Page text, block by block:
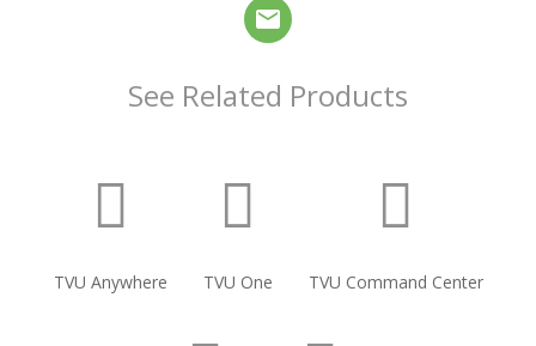
See Related Products
TVU Anywhere TVU One TVU Command Center